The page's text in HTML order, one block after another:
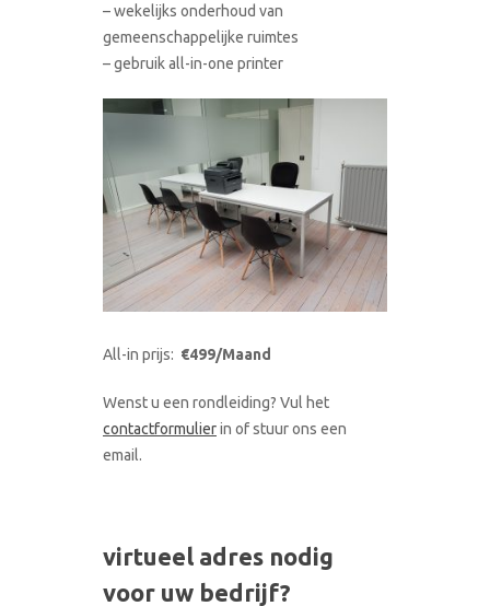
– wekelijks onderhoud van
gemeenschappelijke ruimtes
– gebruik all-in-one printer
All-in prijs: €499/Maand
Wenst u een rondleiding? Vul het
contactformulierin of stuur ons een
email.
virtueel adres nodig
voor uw bedrijf?